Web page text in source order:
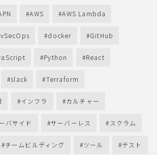
AWS AWS Lambda
docker GitHub
Python React
slack Terraform
インフラ カルチャー
バサイド サーバーレス スクラム
チームビルディング ツール テスト